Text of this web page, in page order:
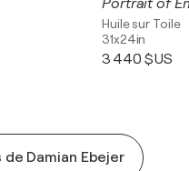
Portrait of
Huile sur Toile
31x24in
3 440 $US
Damian Ebejer